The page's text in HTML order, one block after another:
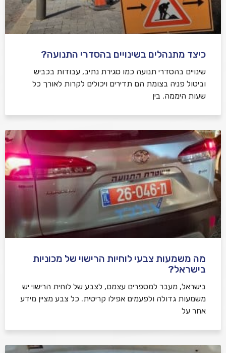
כיצד מתנהלים בשינויים בהסדרי התנועה?
שינויים בהסדרי תנועה כמו סגירת נתיב, עבודות בכביש
וביטול פניה בצומת הם תדירים ויכולים לקרות לאורך כל
שעות היממה. בין
מה משמעות צבעי לוחיות הרישוי של מכוניות
בישראל?
בישראל, מעבר למספרים עצמם, לצבע של לוחית הרישוי יש
משמעות גדולה ולפעמים אפילו קריטית. כל צבע מציין מידע
אחר על